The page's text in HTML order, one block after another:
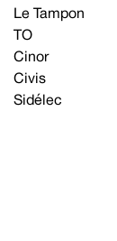
Le Tampon
TO
Cinor
Civis
Sidélec